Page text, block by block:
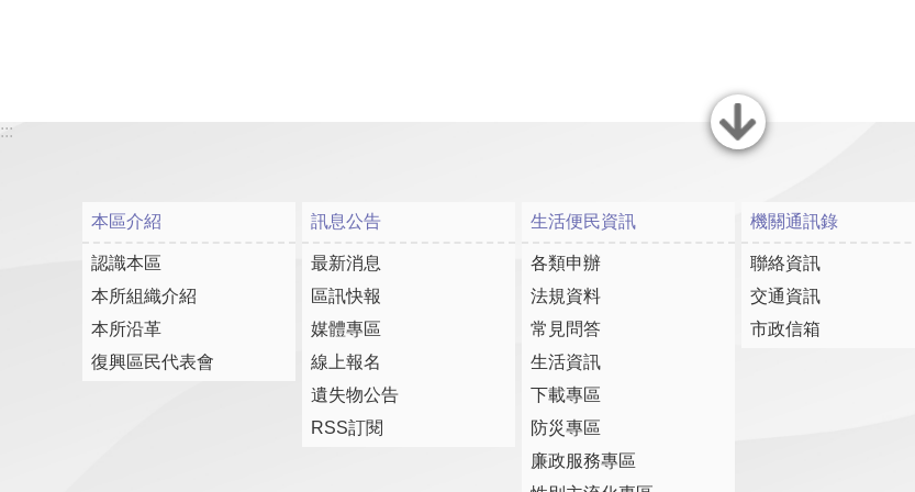
關閉
:::
本區介紹
認識本區
本所組織介紹
本所沿革
復興區民代表會
訊息公告
最新消息
區訊快報
媒體專區
線上報名
遺失物公告
RSS訂閱
生活便民資訊
各類申辦
法規資料
常見問答
生活資訊
下載專區
防災專區
廉政服務專區
機關通訊錄
聯絡資訊
交通資訊
市政信箱